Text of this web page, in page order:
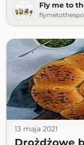
Fly me to
13 maja 2021